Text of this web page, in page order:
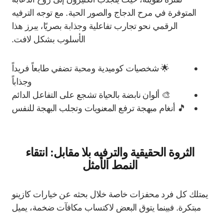
المتوفرة في مرح الدجاج والصور الحية. مع توجه الترفيه
الرقمي نحو تجارب تفاعلية وجذابة بصريًا، يبرز هذا
الأسلوب بشكل لافت.
🌟 شخصيات كوميدية ومحبة تضفي طابعاً فريداً
وجذاباً
🎨 ألوان نابضة بالحياة تشجع على التفاعل الدائم
🎵 أنغام مبهجة ترفع المعنويات وتجلب البهجة للنفس
الثروة الحقيقية والترفيه بلا مقابل: انتقاء
النمط الأمثل
يمتلك كل فرد محفزات خاصة خلال بحثه عن خيارات كازينو
مبتكرة. فبينما يتوق البعض لاكتساب مكافآت ضخمة، يميل